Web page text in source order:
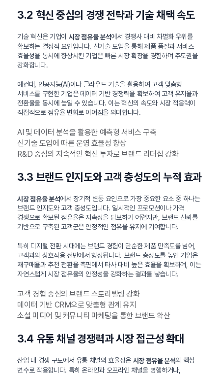
3.2 혁신 중심의 경쟁 전략과 기술 채택 속도
기술 혁신은 기업이 시장 점유율 분석에서 경쟁사 대비 차별화 우위를
확보하는 결정적 요인입니다. 신기술 도입을 통해 제품 품질과 서비스
효율성을 동시에 향상시킨 기업은 빠른 시장 확장을 경험하며 주도권을
강화합니다.
예컨대, 인공지능(AI)이나 클라우드 기술을 활용하여 고객 맞춤형
서비스를 구현한 기업은 데이터 기반 경쟁력을 확보하여 고객 유지율과
전환율을 동시에 높일 수 있습니다. 이는 혁신의 속도와 시장 적응력이
직접적으로 점유율 변화로 이어짐을 의미합니다.
AI 및 데이터 분석을 활용한 예측형 서비스 구축
신기술 도입에 따른 운영 효율성 향상
R&D 중심의 지속적인 혁신 투자로 브랜드 리더십 강화
3.3 브랜드 인지도와 고객 충성도의 누적 효과
시장 점유율 분석에서 장기적 변동 요인으로 가장 중요한 요소 중 하나는
브랜드 인지도와 고객 충성도입니다. 일시적인 프로모션이나 가격
경쟁으로 확보된 점유율은 지속성을 담보하기 어렵지만, 브랜드 신뢰를
기반으로 구축된 고객군은 안정적인 점유율 유지에 기여합니다.
특히 디지털 전환 시대에는 브랜드 경험이 단순한 제품 만족도를 넘어,
고객과의 상호작용 전반에서 형성됩니다. 브랜드 충성도를 높인 기업은
재구매율과 추천 전환율 측면에서 타사 대비 높은 효율을 확보하며, 이는
자연스럽게 시장 점유율의 안정성을 강화하는 결과를 낳습니다.
고객 경험 중심의 브랜드 스토리텔링 강화
데이터 기반 CRM으로 맞춤형 관계 유지
소셜 미디어 및 커뮤니티 마케팅을 통한 브랜드 확산
3.4 유통 채널 경쟁력과 시장 접근성 확대
산업 내 경쟁 구도에서 유통 채널의 효율성은 시장 점유율 분석의 핵심
변수로 작용합니다. 특히 온라인과 오프라인 채널을 병행하거나,